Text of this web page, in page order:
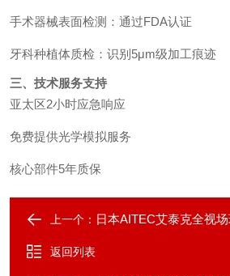
手术器械表面检测：通过FDA认证
牙科种植体质检：识别5μm级加工痕迹
三、技术服务支持
亚太区2小时应急响应
免费提供光学模拟服务
核心部件5年质保
上一个： 日本AITEC艾泰克全视
返回列表